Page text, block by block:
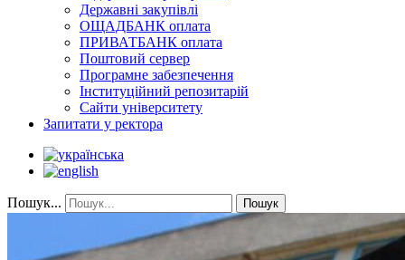
Державні закупівлі
ОЩАДБАНК оплата
ПРИВАТБАНК оплата
Поштовий сервер
Програмне забезпечення
Інституційний репозитарій
Сайти університету
Запитати у ректора
Пошук... Пошук